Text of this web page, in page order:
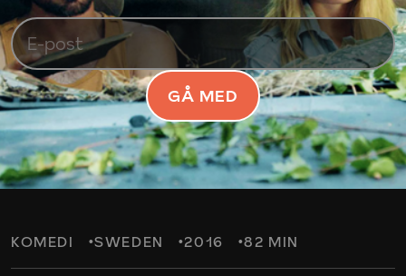
GÅ MED
KOMEDI SWEDEN 2016 82 MIN